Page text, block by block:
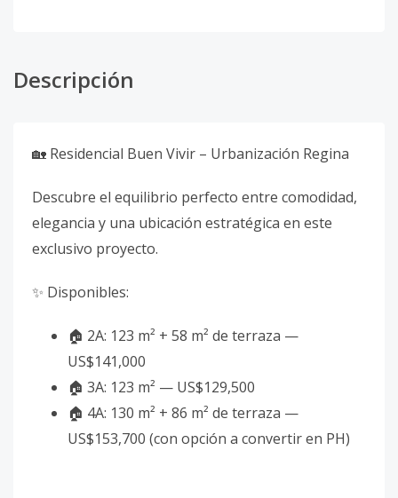
Descripción
🏡 Residencial Buen Vivir – Urbanización Regina
Descubre el equilibrio perfecto entre comodidad,
elegancia y una ubicación estratégica en este
exclusivo proyecto.
✨ Disponibles:
🏠 2A: 123 m² + 58 m² de terraza —
US$141,000
🏠 3A: 123 m² — US$129,500
🏠 4A: 130 m² + 86 m² de terraza —
US$153,700 (con opción a convertir en PH)